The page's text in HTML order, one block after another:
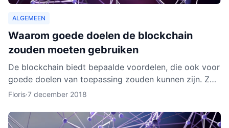
ALGEMEEN
Waarom goede doelen de blockchain
zouden moeten gebruiken
De blockchain biedt bepaalde voordelen, die ook voor
goede doelen van toepassing zouden kunnen zijn. Zo
zouden organisaties ook een heel nieuw publiek
Floris·7 december 2018